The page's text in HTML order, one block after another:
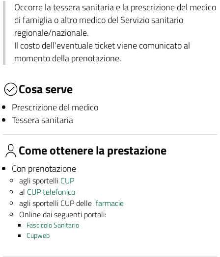
Occorre la tessera sanitaria e la prescrizione del medico
di famiglia o altro medico del Servizio sanitario
regionale/nazionale.
Il costo dell'eventuale ticket viene comunicato al
momento della prenotazione.
Cosa serve
Prescrizione del medico
Tessera sanitaria
Come ottenere la prestazione
Con prenotazione
agli sportelli CUP
al CUP telefonico
agli sportelli CUP dellefarmacie
Online dai seguenti portali:
Fascicolo Sanitario
Cupweb